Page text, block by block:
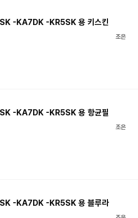
-KA7DK -KR5SK 용 키스킨
조은
-KA7DK -KR5SK 용 항균필
조은
-KA7DK -KR5SK 용 블루라